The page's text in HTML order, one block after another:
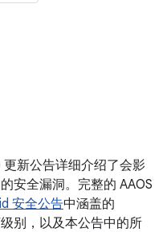
新公告详细介绍了会影
安全漏洞。完整的 AAOS
安全公告中涵盖的
别，以及本公告中的所